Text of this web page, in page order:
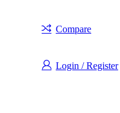
Compare
Login / Register